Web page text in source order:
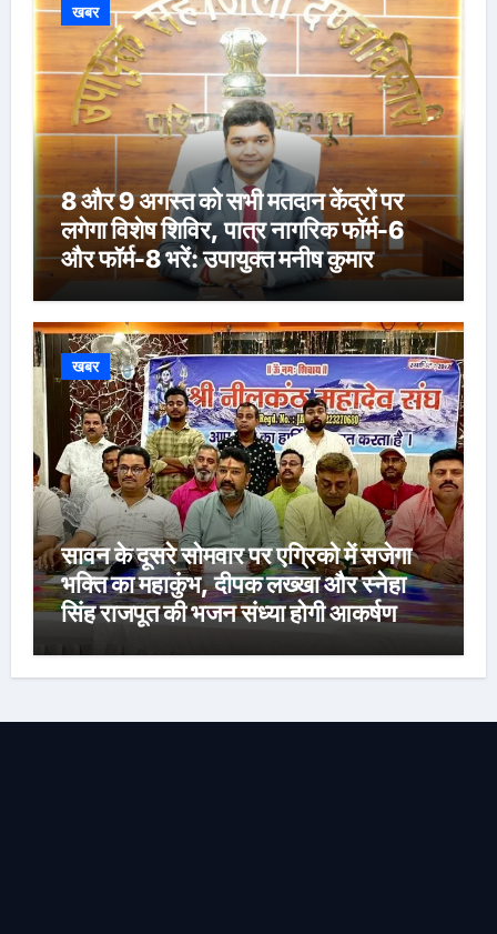
खबर
8 और 9 अगस्त को सभी मतदान केंद्रों पर
लगेगा विशेष शिविर, पात्र नागरिक फॉर्म-6
और फॉर्म-8 भरें: उपायुक्त मनीष कुमार
खबर
सावन के दूसरे सोमवार पर एग्रिको में सजेगा
भक्ति का महाकुंभ, दीपक लख्खा और स्नेहा
सिंह राजपूत की भजन संध्या होगी आकर्षण